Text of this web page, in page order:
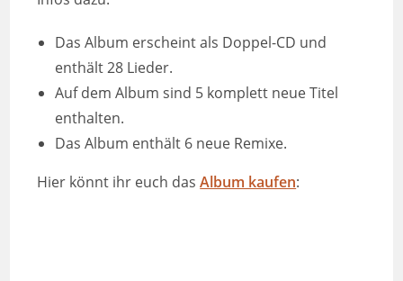
Das Album erscheint als Doppel-CD und
enthält 28 Lieder.
Auf dem Album sind 5 komplett neue Titel
enthalten.
Das Album enthält 6 neue Remixe.
Hier könnt ihr euch dasAlbum kaufen: